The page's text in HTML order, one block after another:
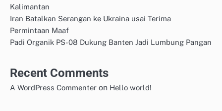
Kalimantan
Iran Batalkan Serangan ke Ukraina usai Terima
Permintaan Maaf
Padi Organik PS-08 Dukung Banten Jadi Lumbung Pangan
Recent Comments
A WordPress Commenter on Hello world!